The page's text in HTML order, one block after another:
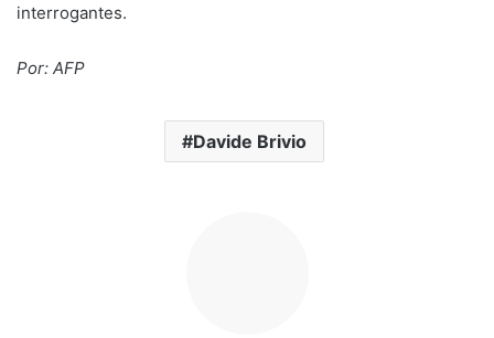
interrogantes.
Por: AFP
Davide Brivio